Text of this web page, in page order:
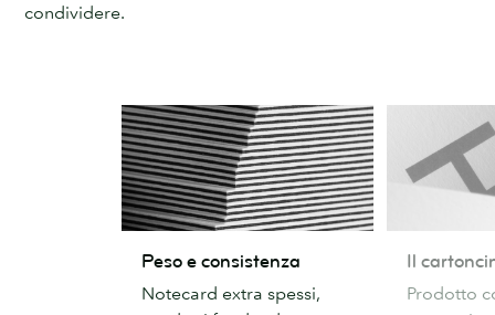
condividere.
consistenza
Peso e consistenza
Notecard extra spessi,
cartoncino
più
Il
Prodotto